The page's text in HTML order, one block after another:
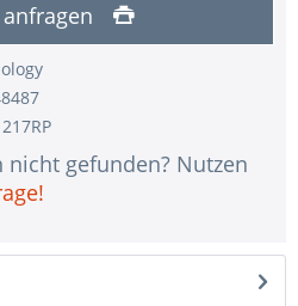
gefunden? Nutzen